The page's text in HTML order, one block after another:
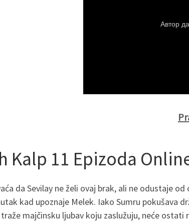
Kalp 11 Epizoda
da Sevilay ne želi ovaj brak, ali ne odustaje
kad upoznaje Melek. Iako Sumru pokušava
majčinsku ljubav koju zaslužuju, neće ostati